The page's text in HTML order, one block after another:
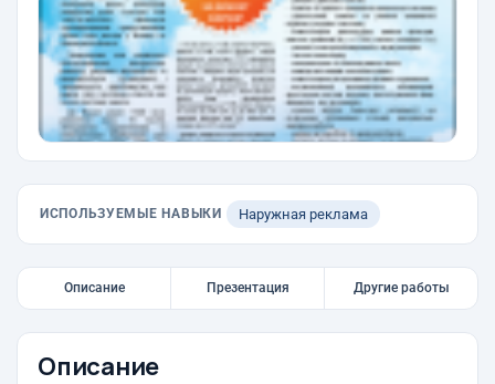
ИСПОЛЬЗУЕМЫЕ НАВЫКИ Наружная реклама
Описание Презентация Другие работы
Описание